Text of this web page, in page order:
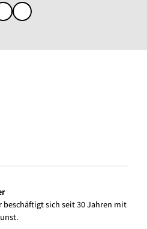
beschäftigt sich seit 30 Jahren mit